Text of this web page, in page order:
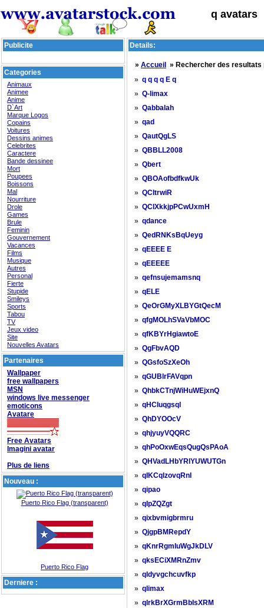
q avatars
Publicite
Categories
Animaux
Animee
Anime
D`Art
Marque Logos
Copains
Voitures
Dessins animes
Celebrites
Caractere
Bande dessinee
Mort
Poupees
Boissons
Mal
Nourriture
Drole
Games
Brule
Feminin
Gouvernement
Vacances
Films
Musique
Autres
Personal
Fierte
Stupide
Smileys
Sports
Tabou
TV
Jeux video
Site
Nouvelles Avatars
Partenaires
Wallpaper
free wallpapers
MSN
windows live messenger
emoticons
Avatare
Free Avatars
Imagini avatar
Plus de liens
Nouveau :
Puerto Rico Flag (transparent)
Puerto Rico Flag
Derniere :
Details:
» Accueil
» Rechercher des
» q q q q E q
» Q-limax
» Qabbalah
» qad
» QautQgLS
» QBBLL2008
» Qbert
» QBOAofbdfkwUk
» QCItrwiR
» QCIXkkjpPCwUxmH
» qdance
» QedRNKsBqUeyg
» qEEEE E
» qEEEEE
» qefnsujemamsnq
» qELE
» QeOrGMyXLBYGtQecM
» qfgMOLhSVaVbMOC
» qfKBYrHgiawtoE
» QgFbvAQD
» QGsfoSzXeOh
» qGUBlrFAVqpn
» QhbkCTnjWiHuWEjxnQ
» qHCIuqgsql
» QhDYOOcV
» qhjyuyVQQRC
» qhPoOxwEqsQugQsPAoA
» QHVadLHbYRlYUWUTGn
» qIKCqlzovqRnI
» qipao
» qIpZQZgt
» qixbvmigbrmru
» QjgpBMRepdY
» qKnrRgmIuWgJkDLV
» qksECiXMRnZmv
» qldyvgchcuvfkp
» qlimax
» qlrkBrXGrmBbIsXRM